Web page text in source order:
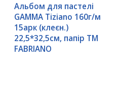
Альбом для пастелі
GAMMA Tiziano 160г/м
15арк (клеєн.)
22,5*32,5см, папір ТМ
FABRIANO